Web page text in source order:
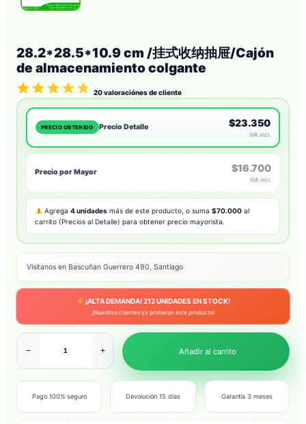
28.2*28.5*10.9 cm /挂式收纳抽屉/Cajón
de almacenamiento colgante
20valoraciónes de cliente
PRECIO OBTENIDO Precio Detalle $23.350
IVA incl.
Precio por Mayor $16.700
IVA incl.
Agrega4 unidades más de este producto, o suma$70.000 al
carrito (Precios al Detalle) para obtener precio mayorista.
Visitanos en Bascuñan Guerrero 490, Santiago
¡ALTA DEMANDA!212UNIDADES EN STOCK!
¡Nuestros clientes ya probaron este producto!
− + Añadir al carrito
Pago 100% seguro Devolución 15 días Garantía 3 meses